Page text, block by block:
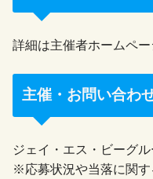
詳細は主催者ホームペー
主催・お問い合わ
ジェイ・エス・ビーグ
※応募状況や当落に関す